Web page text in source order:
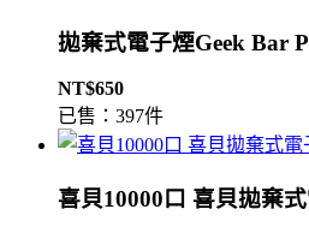
拋棄式電子煙Geek Bar
NT$650
已售：397件
喜貝10000口 喜貝拋棄